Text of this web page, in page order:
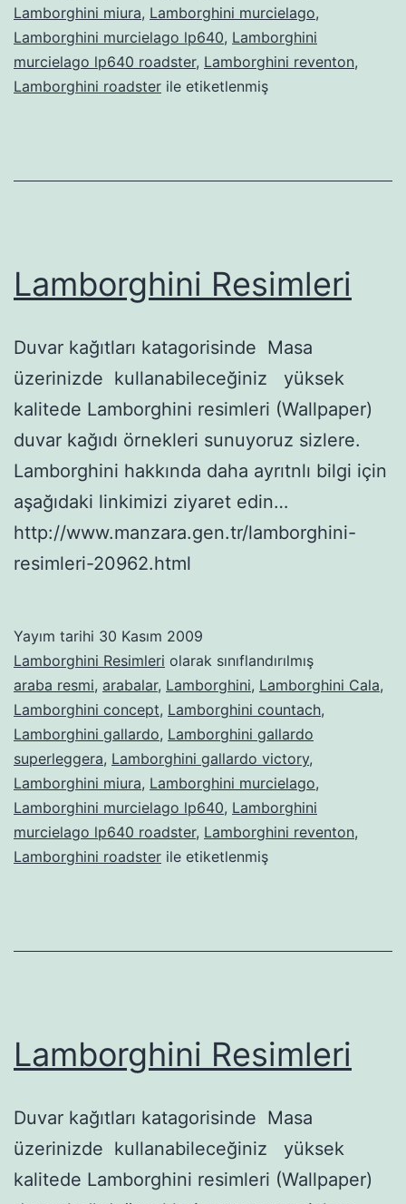
Lamborghini miura, Lamborghini murcielago,
Lamborghini murcielago lp640, Lamborghini
murcielago lp640 roadster, Lamborghini reventon,
Lamborghini roadster ile etiketlenmiş
Lamborghini Resimleri
Duvar kağıtları katagorisinde Masa
üzerinizde kullanabileceğiniz yüksek
kalitede Lamborghini resimleri (Wallpaper)
duvar kağıdı örnekleri sunuyoruz sizlere.
Lamborghini hakkında daha ayrıtnlı bilgi için
aşağıdaki linkimizi ziyaret edin…
http://www.manzara.gen.tr/lamborghini-
resimleri-20962.html
Yayım tarihi 30 Kasım 2009
Lamborghini Resimleri olarak sınıflandırılmış
araba resmi, arabalar, Lamborghini, Lamborghini Cala,
Lamborghini concept, Lamborghini countach,
Lamborghini gallardo, Lamborghini gallardo
superleggera, Lamborghini gallardo victory,
Lamborghini miura, Lamborghini murcielago,
Lamborghini murcielago lp640, Lamborghini
murcielago lp640 roadster, Lamborghini reventon,
Lamborghini roadster ile etiketlenmiş
Lamborghini Resimleri
Duvar kağıtları katagorisinde Masa
üzerinizde kullanabileceğiniz yüksek
kalitede Lamborghini resimleri (Wallpaper)